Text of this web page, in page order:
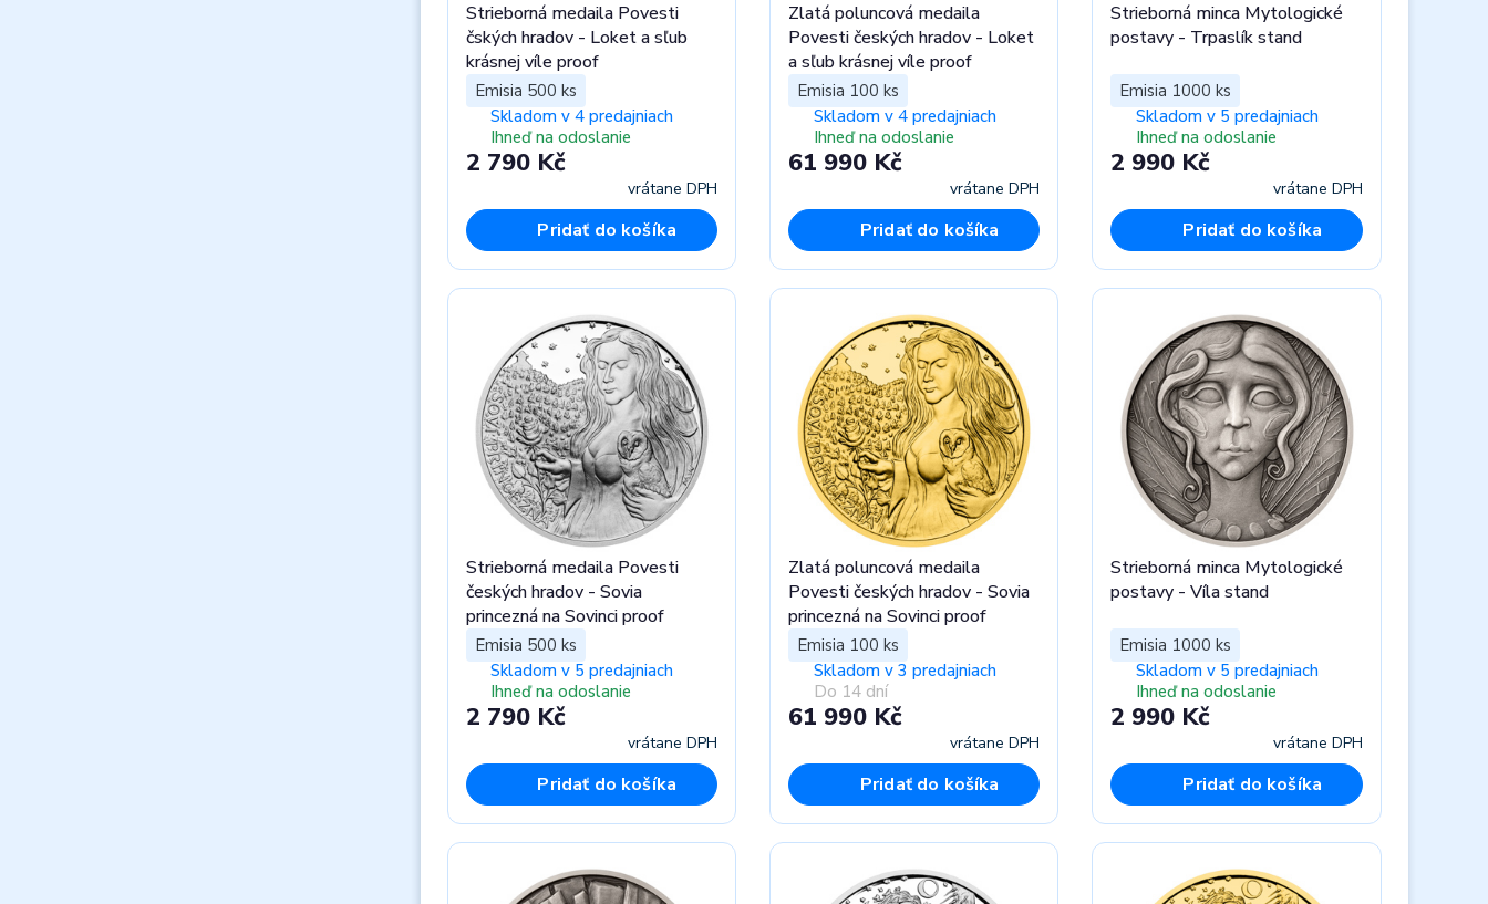
Strieborná medaila Povesti
čských hradov - Loket a sľub
krásnej víle proof
Emisia 500 ks
Skladom v 4 predajniach
Ihneď na odoslanie
2 790 Kč
vrátane DPH
Pridať do košíka
Zlatá poluncová medaila
Povesti českých hradov - Loket
a sľub krásnej víle proof
Emisia 100 ks
Skladom v 4 predajniach
Ihneď na odoslanie
61 990 Kč
vrátane DPH
Pridať do košíka
Strieborná minca Mytologické
postavy - Trpaslík stand
Emisia 1000 ks
Skladom v 5 predajniach
Ihneď na odoslanie
2 990 Kč
vrátane DPH
Pridať do košíka
Strieborná medaila Povesti
českých hradov - Sovia
princezná na Sovinci proof
Emisia 500 ks
Skladom v 5 predajniach
Ihneď na odoslanie
2 790 Kč
vrátane DPH
Pridať do košíka
Zlatá poluncová medaila
Povesti českých hradov - Sovia
princezná na Sovinci proof
Emisia 100 ks
Skladom v 3 predajniach
Do 14 dní
61 990 Kč
vrátane DPH
Pridať do košíka
Strieborná minca Mytologické
postavy - Víla stand
Emisia 1000 ks
Skladom v 5 predajniach
Ihneď na odoslanie
2 990 Kč
vrátane DPH
Pridať do košíka